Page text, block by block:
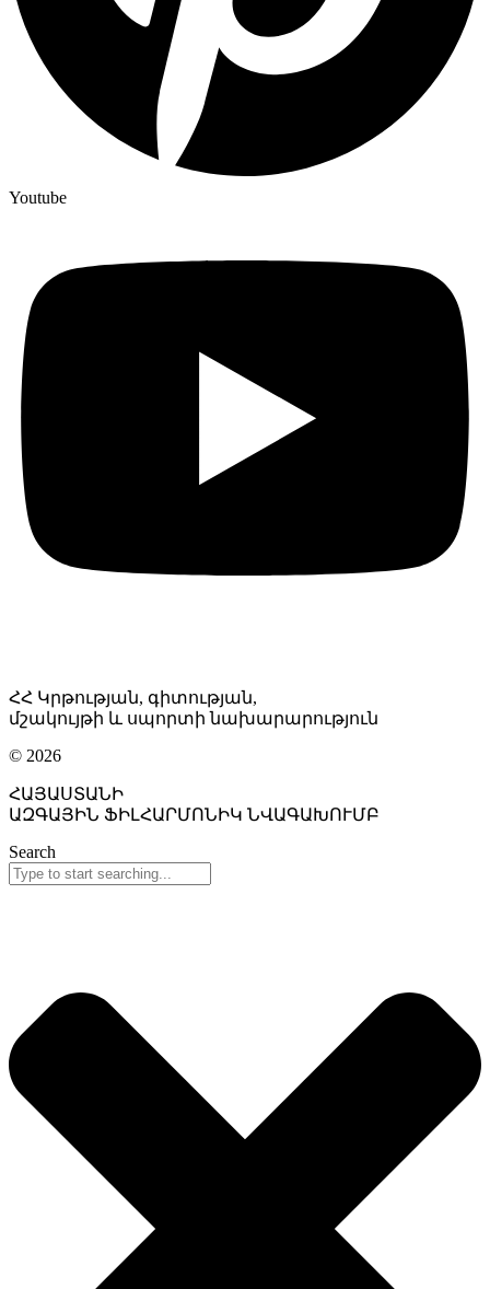
Youtube
ՀՀ Կրթության, գիտության,
մշակույթի և սպորտի նախարարություն
© 2026
ՀԱՅԱՍՏԱՆԻ
ԱԶԳԱՅԻՆ ՖԻԼՀԱՐՄՈՆԻԿ ՆՎԱԳԱԽՈՒՄԲ
Search